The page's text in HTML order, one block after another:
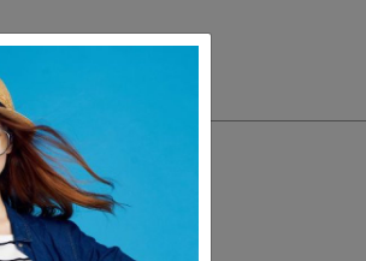
تسوق
رفايع
ديكور